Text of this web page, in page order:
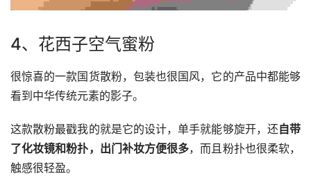
4、花西子空气蜜粉
很惊喜的一款国货散粉，包装也很国风，它的产品中都能够
看到中华传统元素的影子。
这款散粉最戳我的就是它的设计，单手就能够旋开，还自带
了化妆镜和粉扑，出门补妆方便很多，而且粉扑也很柔软，
触感很轻盈。